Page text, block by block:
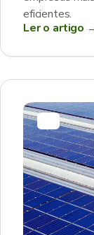
eficientes.
Ler o artigo